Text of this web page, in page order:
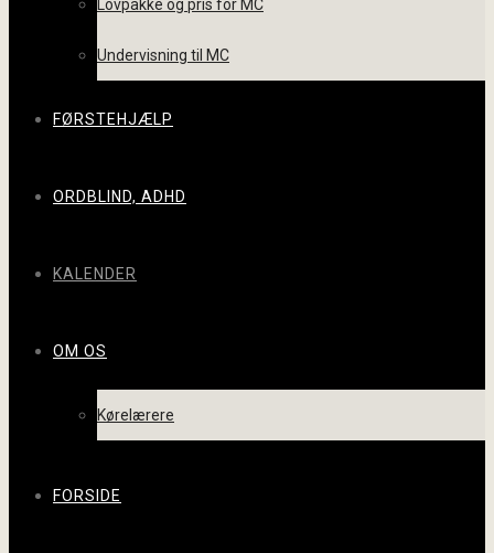
Lovpakke og pris for MC
Undervisning til MC
FØRSTEHJÆLP
ORDBLIND, ADHD
KALENDER
OM OS
Kørelærere
FORSIDE